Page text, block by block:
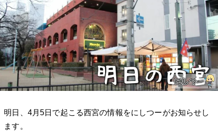
明日、4月5日で起こる西宮の情報をにしつーがお知らせし
ます。